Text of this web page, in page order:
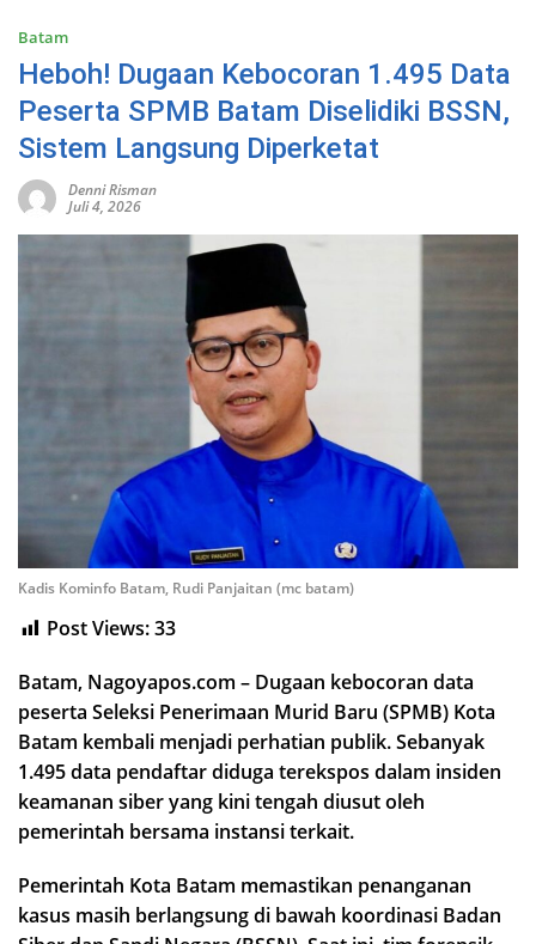
Batam
Heboh! Dugaan Kebocoran 1.495 Data
Peserta SPMB Batam Diselidiki BSSN,
Sistem Langsung Diperketat
Denni Risman
Juli 4, 2026
Kadis Kominfo Batam, Rudi Panjaitan (mc batam)
Post Views:33
Batam, Nagoyapos.com – Dugaan kebocoran data
peserta Seleksi Penerimaan Murid Baru (SPMB) Kota
Batam kembali menjadi perhatian publik. Sebanyak
1.495 data pendaftar diduga terekspos dalam insiden
keamanan siber yang kini tengah diusut oleh
pemerintah bersama instansi terkait.
Pemerintah Kota Batam memastikan penanganan
kasus masih berlangsung di bawah koordinasi Badan